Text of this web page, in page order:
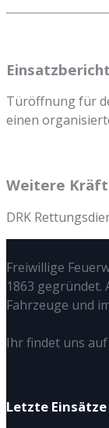
Türöffnung für
einen
Weitere
DRK
Freiwillige
1863 gegründet.
Fahrzeuge und
Ihr findet uns
Letzte Einsätze